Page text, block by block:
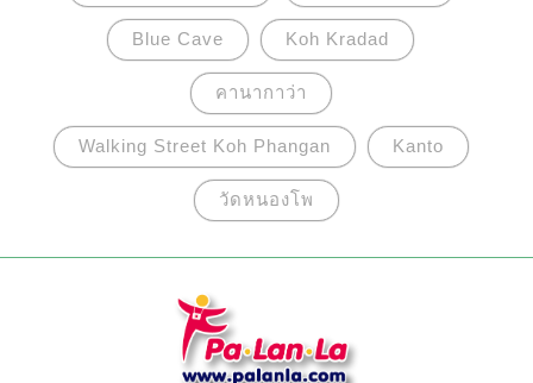
Blue Cave Koh Kradad
คานากาว่า
Walking Street Koh Phangan Kanto
วัดหนองโพ